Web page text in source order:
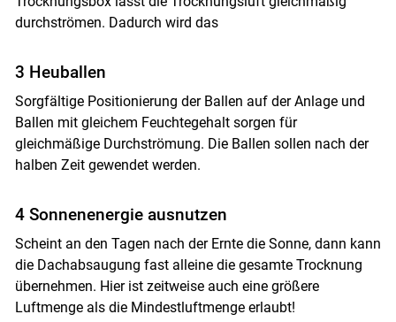
durchströmen. Dadurch wird das
3 Heuballen
Sorgfältige Positionierung der Ballen auf der Anlage und
Ballen mit gleichem Feuchtegehalt sorgen für
gleichmäßige Durchströmung. Die Ballen sollen nach der
halben Zeit gewendet werden.
4 Sonnenenergie ausnutzen
Scheint an den Tagen nach der Ernte die Sonne, dann kann
die Dachabsaugung fast alleine die gesamte Trocknung
übernehmen. Hier ist zeitweise auch eine größere
Luftmenge als die Mindestluftmenge erlaubt!